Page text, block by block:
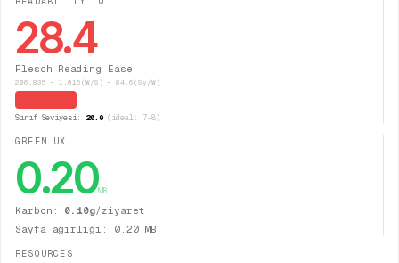
28.4
Flesch Reading Ease
206.835 − 1.015(W/S) − 84.6(Sy/W)
Sınıf Seviyesi: 20.0(ideal: 7–8)
GREEN UX
0.20MB
Karbon: 0.10g/ziyaret
Sayfa ağırlığı: 0.20MB
RESOURCES